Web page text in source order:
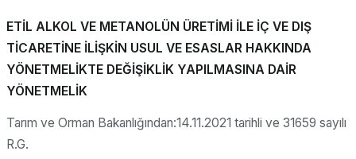
ETİL ALKOL VE METANOLÜN ÜRETİMİ İLE İÇ VE DIŞ
TİCARETİNE İLİŞKİN USUL VE ESASLAR HAKKINDA
YÖNETMELİKTE DEĞİŞİKLİK YAPILMASINA DAİR
YÖNETMELİK
Tarım ve Orman Bakanlığından:14.11.2021 tarihli ve 31659 sayılı
R.G.